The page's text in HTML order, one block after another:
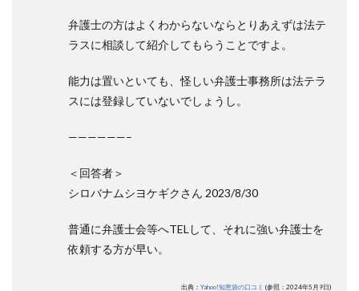
弁護士の方はよくわからないならとりあえずは法テ
ラスに相談して紹介してもらうことですよ。
能力は置いといても、怪しい弁護士事務所は法テラ
スには登録していないでしょうし。
——————–
＜回答者＞
シロバナムシヨケギクさん 2023/8/30
普通に弁護士会等へTELして、それに強い弁護士を
依頼する方が早い。
出典： Yahoo!知恵袋の口コミ (参照：2024年5月9日)